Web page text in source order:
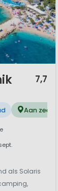
7,7
Aan zee
als Solaris